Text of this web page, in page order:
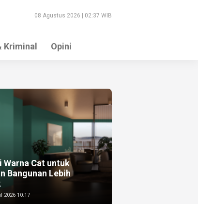
08 Agustus 2026 | 02:37 WIB
Kriminal Opini
Warna Cat untuk
Bangunan Lebih
2026 10:17